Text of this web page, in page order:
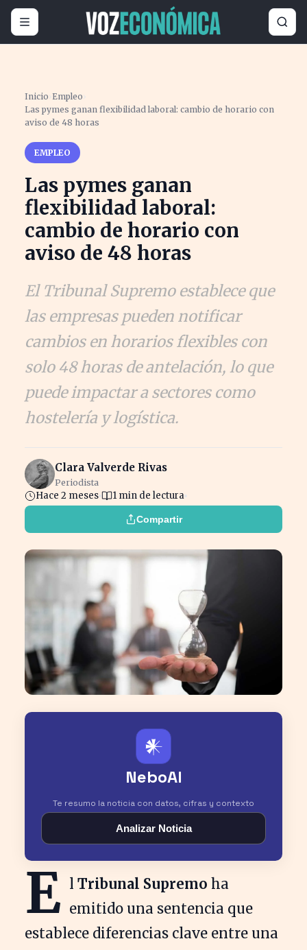
Inicio ›Empleo ›
Las pymes ganan flexibilidad laboral: cambio de horario con
aviso de 48 horas
EMPLEO
Las pymes ganan
flexibilidad laboral:
cambio de horario con
aviso de 48 horas
El Tribunal Supremo establece que
las empresas pueden notificar
cambios en horarios flexibles con
solo 48 horas de antelación, lo que
puede impactar a sectores como
hostelería y logística.
Clara Valverde Rivas
Periodista
Hace 2 meses 1 min de lectura
Compartir
𒀭
NeboAI
Te resumo la noticia con datos, cifras y contexto
Analizar Noticia
E l Tribunal Supremo ha
emitido una sentencia que
establece diferencias clave entre una